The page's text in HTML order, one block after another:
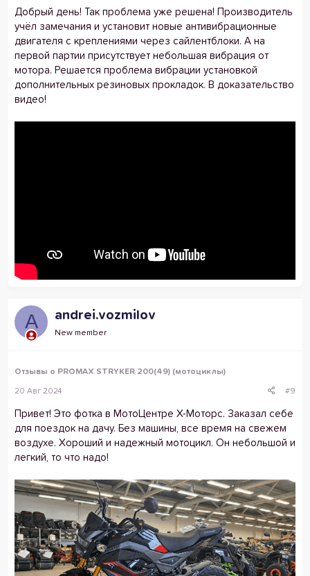
Добрый день! Так проблема уже решена! Производитель
учёл замечания и установит новые антивибрационные
двигателя с креплениями через сайлентблоки. А на
первой партии присутствует небольшая вибрация от
мотора. Решается проблема вибрации установкой
дополнительных резиновых прокладок. В доказательство
видео!
A andrei.vozmilov
New member
Отзывы о PROMAX STRYKER 200(49) (мотоциклы)
20 Авг 2024 #9
Привет! Это фотка в МотоЦентре Х-Моторс. Заказал себе
для поездок на дачу. Без машины, все время на свежем
воздухе. Хороший и надежный мотоцикл. Он небольшой и
легкий, то что надо!